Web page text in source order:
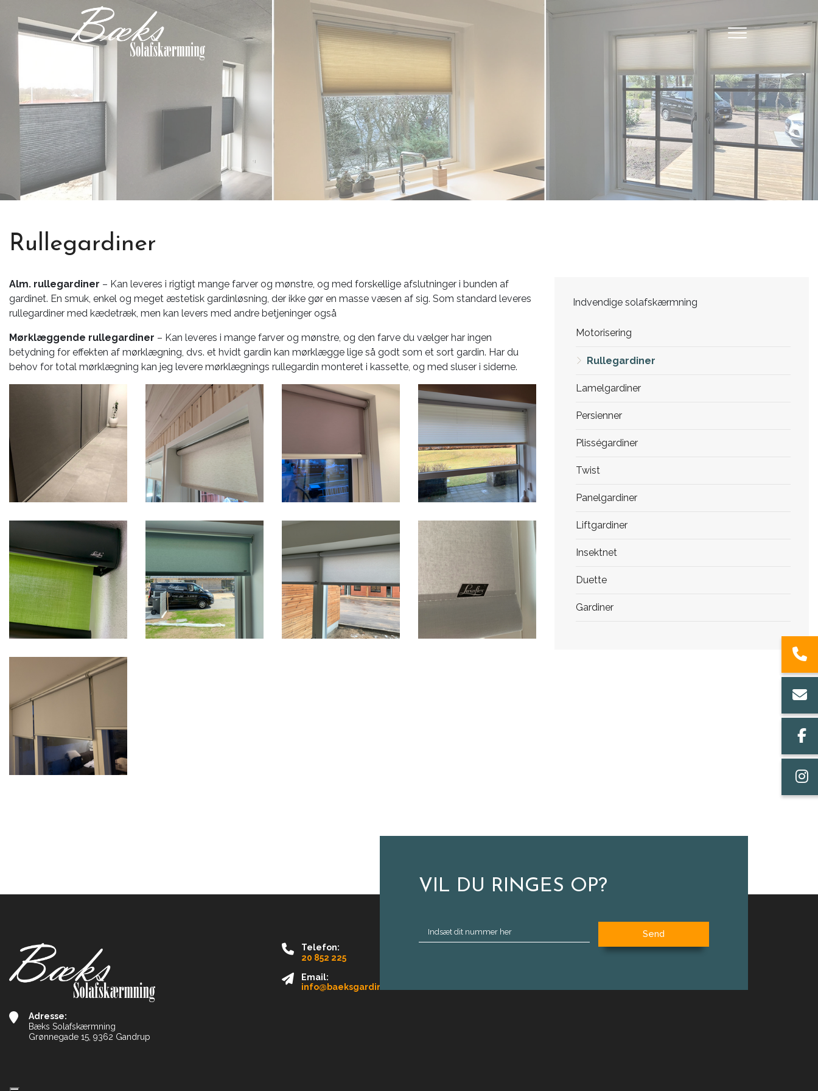
hovedindhold
Rullegardiner
Alm. rullegardiner – Kan leveres i rigtigt mange farver og mønstre, og med forskellige afslutninger i bunden af
gardinet. En smuk, enkel og meget æstetisk gardinløsning, der ikke gør en masse væsen af sig. Som standard leveres
rullegardiner med kædetræk, men kan levers med andre betjeninger også
Mørklæggende rullegardiner – Kan leveres i mange farver og mønstre, og den farve du vælger har ingen
betydning for effekten af mørklægning, dvs. et hvidt gardin kan mørklægge lige så godt som et sort gardin. Har du
behov for total mørklægning kan jeg levere mørklægnings rullegardin monteret i kassette, og med sluser i siderne.
Indvendige solafskærmning
Motorisering
Rullegardiner
Lamelgardiner
Persienner
Plisségardiner
Twist
Panelgardiner
Liftgardiner
Insektnet
Duette
Gardiner
VIL DU RINGES OP?
Adresse:
Bæks Solafskærmning
Grønnegade 15, 9362 Gandrup
Telefon:
20 852 225
Email:
info@baeksgardin.dk
Copyright © 2026 - Bæks Solafskærmning